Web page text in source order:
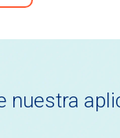
nuestra